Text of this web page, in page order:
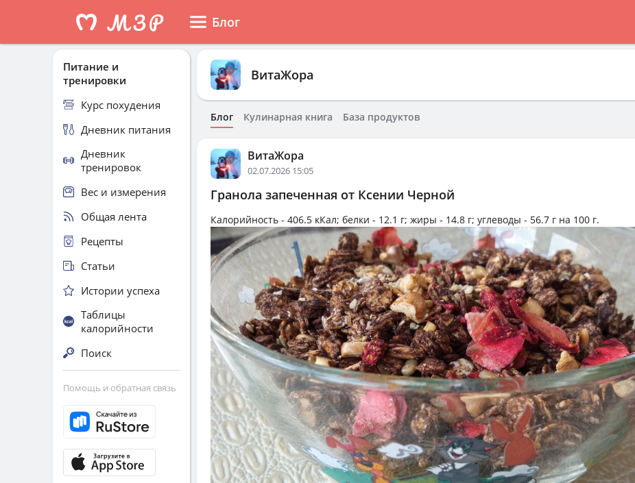
Блог
ВитаЖора
Блог Кулинарная книга База продуктов
ВитаЖора
02.07.2026 15:05
Гранола запеченная от Ксении Черной
Калорийность - 406.5 кКал; белки - 12.1 г; жиры - 14.8 г; углеводы - 56.7 г на 100 г.
Питание и
тренировки
Курс похудения
Дневник питания
Дневник
тренировок
Вес и измерения
Общая лента
Рецепты
Статьи
Истории успеха
Таблицы
калорийности
Поиск
Помощь и обратная связь